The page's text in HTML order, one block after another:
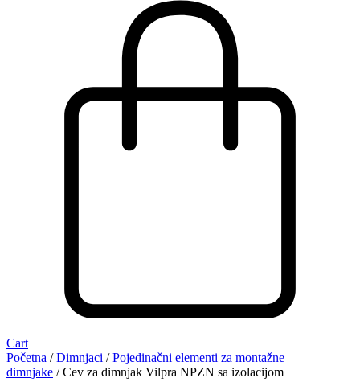
Cart
Početna /Dimnjaci /Pojedinačni elementi za montažne
dimnjake / Cev za dimnjak Vilpra NPZN sa izolacijom